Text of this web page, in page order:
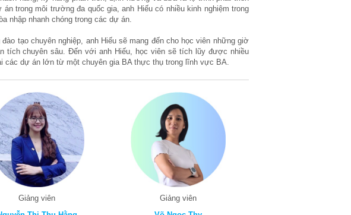
trong môi trường đa quốc gia, anh Hiếu có nhiều kinh nghiệm trong
nhập nhanh chóng trong các dự án.
tạo chuyên nghiệp, anh Hiếu sẽ mang đến cho học viên những giờ
tích chuyên sâu. Đến với anh Hiếu, học viên sẽ tích lũy được nhiều
các dự án lớn từ một chuyên gia BA thực thụ trong lĩnh vực BA.
Giảng viên
Giảng viên